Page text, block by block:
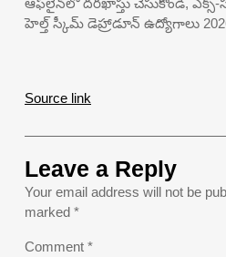
హెల్త్ స్కీమ్ డెహ్రాడూన్ ఉద్యోగాలు
Source link
Leave a Reply
Your email address will not be
marked *
Comment *